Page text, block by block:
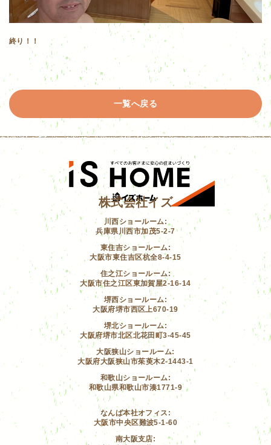
終り！！
一覧へ戻る
株式会社イズ
川西ショールーム:
兵庫県川西市加茂5-2-7
東住吉ショールーム:
大阪市東住吉区杭全8-4-15
住之江ショールーム:
大阪市住之江区東加賀屋2-16-14
堺西ショールーム:
大阪府堺市西区上670-19
堺北ショールーム:
大阪府堺市北区北花田町3-45-45
大阪狭山ショールーム:
大阪府大阪狭山市茱萸木2-1443-1
和歌山ショールーム:
和歌山県和歌山市湊1771-9
なんば本社オフィス:
大阪市中央区難波5-1-60
南大阪支店: